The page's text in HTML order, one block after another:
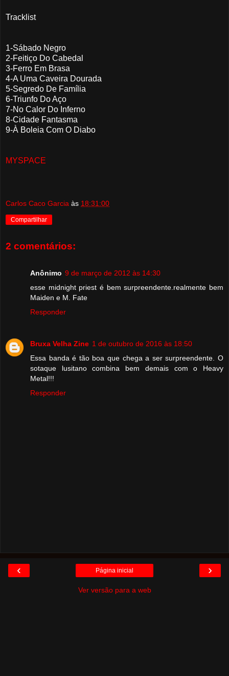
Tracklist
1-Sábado Negro
2-Feitiço Do Cabedal
3-Ferro Em Brasa
4-A Uma Caveira Dourada
5-Segredo De Família
6-Triunfo Do Aço
7-No Calor Do Inferno
8-Cidade Fantasma
9-À Boleia Com O Diabo
MYSPACE
Carlos Caco Garcia às 18:31:00
Compartilhar
2 comentários:
Anônimo 9 de março de 2012 às 14:30
esse midnight priest é bem surpreendente.realmente bem
Maiden e M. Fate
Responder
Bruxa Velha Zine 1 de outubro de 2016 às 18:50
Essa banda é tão boa que chega a ser surpreendente. O
sotaque lusitano combina bem demais com o Heavy
Metal!!!
Responder
‹ ›
Página inicial
Ver versão para a web